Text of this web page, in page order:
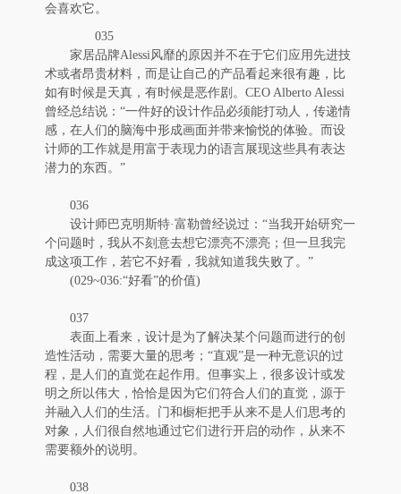
会喜欢它。
035
家居品牌Alessi风靡的原因并不在于它们应用先进技
术或者昂贵材料，而是让自己的产品看起来很有趣，比
如有时候是天真，有时候是恶作剧。CEO Alberto Alessi
曾经总结说：“一件好的设计作品必须能打动人，传递情
感，在人们的脑海中形成画面并带来愉悦的体验。而设
计师的工作就是用富于表现力的语言展现这些具有表达
潜力的东西。”
036
设计师巴克明斯特·富勒曾经说过：“当我开始研究一
个问题时，我从不刻意去想它漂亮不漂亮；但一旦我完
成这项工作，若它不好看，我就知道我失败了。”
(029~036:“好看”的价值)
037
表面上看来，设计是为了解决某个问题而进行的创
造性活动，需要大量的思考；“直观”是一种无意识的过
程，是人们的直觉在起作用。但事实上，很多设计或发
明之所以伟大，恰恰是因为它们符合人们的直觉，源于
并融入人们的生活。门和橱柜把手从来不是人们思考的
对象，人们很自然地通过它们进行开启的动作，从来不
需要额外的说明。
038